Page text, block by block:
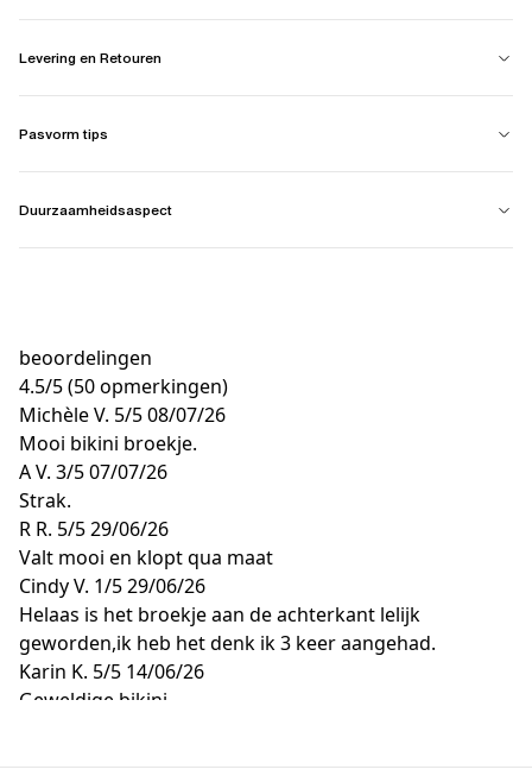
Levering en Retouren
Pasvorm tips
Duurzaamheidsaspect
beoordelingen
4.5/5(50 opmerkingen)
Michèle V. 5/508/07/26
Mooi bikini broekje.
A V. 3/507/07/26
Strak.
R R. 5/529/06/26
Valt mooi en klopt qua maat
Cindy V. 1/529/06/26
Helaas is het broekje aan de achterkant lelijk
geworden,ik heb het denk ik 3 keer aangehad.
Karin K. 5/5 14/06/26
Geweldige bikini